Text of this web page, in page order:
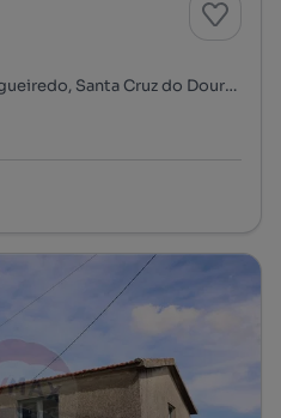
Caminho de Figueiredo - Figueiredo, Santa Cruz do Douro e São Tomé de Covelas, Baião, Porto